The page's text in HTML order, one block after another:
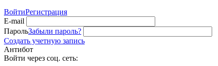
ВойтиРегистрация
E-mail
ПарольЗабыли пароль?
Создать учетную запись
Антибот
Войти через соц. сеть: